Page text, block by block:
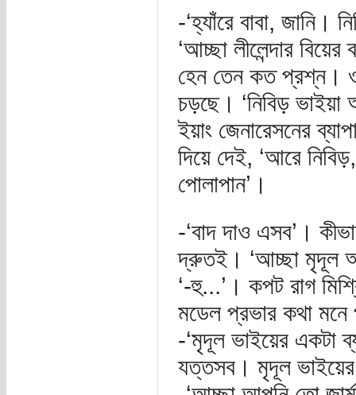
-‘হ্যাঁরে বাবা, জানি।
‘আচ্ছা লীলেন্দার
হেন তেন কত প্রশ্ন।
চড়ছে। ‘নিবিড়
ইয়াং জেনারেসনের
দিয়ে দেই, ‘আরে
পোলাপান’।
-‘বাদ দাও এসব’।
দ্রুতই। ‘আচ্ছা মৃদূল
‘-হু...’। কপট রাগ
মডেল প্রভার কথা
-‘মৃদূল ভাইয়ের একটা
যত্তসব। মৃদূল